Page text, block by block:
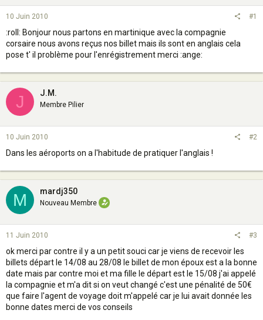
10 Juin 2010 #1
:roll: Bonjour nous partons en martinique avec la compagnie
corsaire nous avons reçus nos billet mais ils sont en anglais cela
pose t' il problème pour l'enrégistrement merci :ange:
J J.M.
Membre Pilier
10 Juin 2010 #2
Dans les aéroports on a l'habitude de pratiquer l'anglais !
M mardj350
Nouveau Membre
11 Juin 2010 #3
ok merci par contre il y a un petit souci car je viens de recevoir les
billets départ le 14/08 au 28/08 le billet de mon époux est a la bonne
date mais par contre moi et ma fille le départ est le 15/08 j'ai appelé
la compagnie et m'a dit si on veut changé c'est une pénalité de 50€
que faire l'agent de voyage doit m'appelé car je lui avait donnée les
bonne dates merci de vos conseils